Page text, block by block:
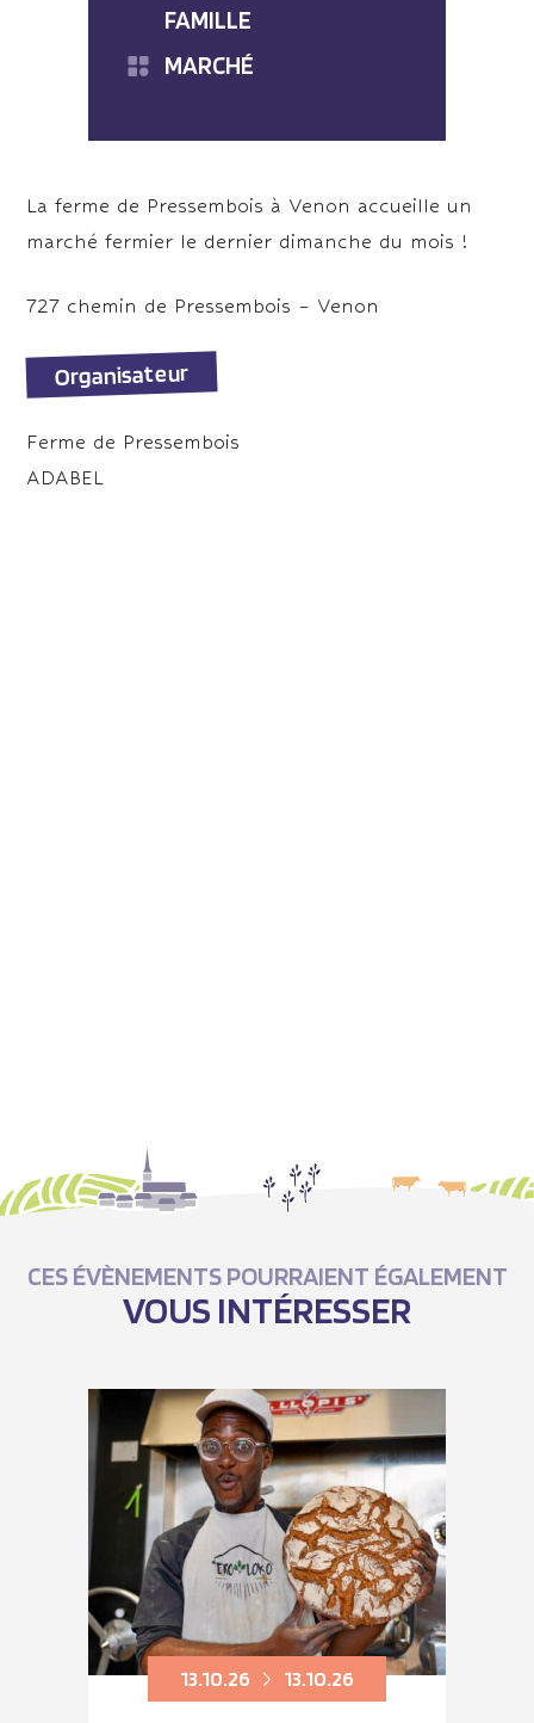
La ferme de Pressembois à Venon accueille un
marché fermier le dernier dimanche du mois !
727 chemin de Pressembois – Venon
Organisateur
Ferme de Pressembois
ADABEL
FAMILLE
MARCHÉ
CES ÉVÈNEMENTS POURRAIENT ÉGALEMENT
VOUS INTÉRESSER
13.10.26 13.10.26